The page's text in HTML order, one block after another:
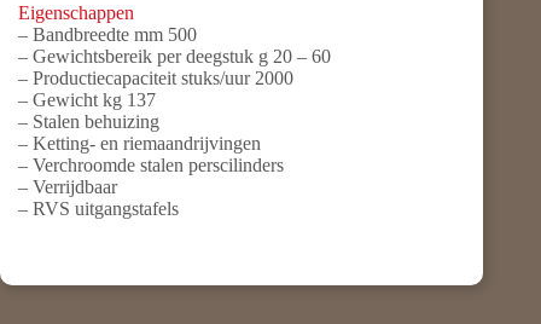
Eigenschappen
– Bandbreedte mm 500
– Gewichtsbereik per deegstuk g 20 – 60
– Productiecapaciteit stuks/uur 2000
– Gewicht kg 137
– Stalen behuizing
– Ketting- en riemaandrijvingen
– Verchroomde stalen perscilinders
– Verrijdbaar
– RVS uitgangstafels